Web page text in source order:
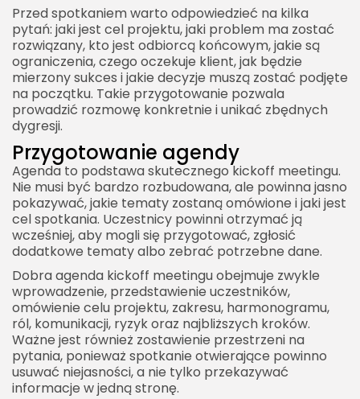
Przed spotkaniem warto odpowiedzieć na kilka
pytań: jaki jest cel projektu, jaki problem ma zostać
rozwiązany, kto jest odbiorcą końcowym, jakie są
ograniczenia, czego oczekuje klient, jak będzie
mierzony sukces i jakie decyzje muszą zostać podjęte
na początku. Takie przygotowanie pozwala
prowadzić rozmowę konkretnie i unikać zbędnych
dygresji.
Przygotowanie agendy
Agenda to podstawa skutecznego kickoff meetingu.
Nie musi być bardzo rozbudowana, ale powinna jasno
pokazywać, jakie tematy zostaną omówione i jaki jest
cel spotkania. Uczestnicy powinni otrzymać ją
wcześniej, aby mogli się przygotować, zgłosić
dodatkowe tematy albo zebrać potrzebne dane.
Dobra agenda kickoff meetingu obejmuje zwykle
wprowadzenie, przedstawienie uczestników,
omówienie celu projektu, zakresu, harmonogramu,
ról, komunikacji, ryzyk oraz najbliższych kroków.
Ważne jest również zostawienie przestrzeni na
pytania, ponieważ spotkanie otwierające powinno
usuwać niejasności, a nie tylko przekazywać
informacje w jedną stronę.